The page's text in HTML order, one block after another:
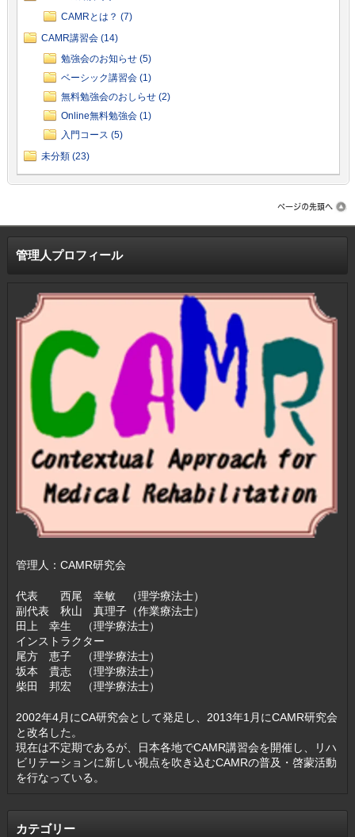
CAMRとは？ (7)
CAMR講習会 (14)
勉強会のお知らせ (5)
ベーシック講習会 (1)
無料勉強会のおしらせ (2)
Online無料勉強会 (1)
入門コース (5)
未分類 (23)
管理人プロフィール
管理人：CAMR研究会
代表 西尾 幸敏 （理学療法士）
副代表 秋山 真理子（作業療法士）
田上 幸生 （理学療法士）
インストラクター
尾方 恵子 （理学療法士）
坂本 貴志 （理学療法士）
柴田 邦宏 （理学療法士）
2002年4月にCA研究会として発足し、2013年1月にCAMR研究会
と改名した。
現在は不定期であるが、日本各地でCAMR講習会を開催し、リハ
ビリテーションに新しい視点を吹き込むCAMRの普及・啓蒙活動
を行なっている。
カテゴリー